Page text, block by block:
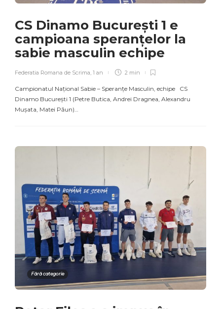
CS Dinamo București 1 e
campioana speranțelor la
sabie masculin echipe
Federatia Romana de Scrima, 1 an 2 min
Campionatul Național Sabie – Speranțe Masculin, echipe CS
Dinamo București 1 (Petre Butica, Andrei Dragnea, Alexandru
Mușata, Matei Păun)…
Fără categorie